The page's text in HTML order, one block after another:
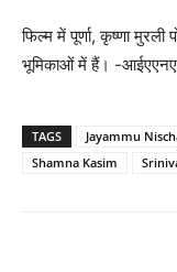
फिल्म में पूर्णा, कृष्णा
भूमिकाओं में हैं। -
TAGS Jayammu
Shamna Kasim